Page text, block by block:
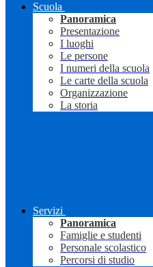
Scuola
Panoramica
Presentazione
I luoghi
Le persone
I numeri della scuola
Le carte della scuola
Organizzazione
La storia
Servizi
Panoramica
Famiglie e studenti
Personale scolastico
Percorsi di studio